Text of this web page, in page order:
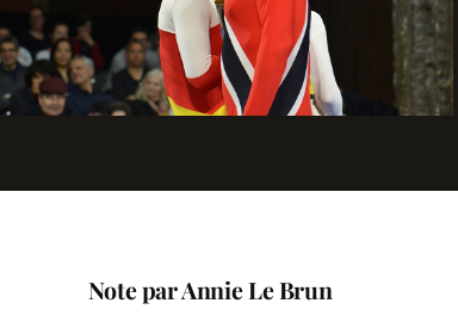
Note par Annie Le Brun